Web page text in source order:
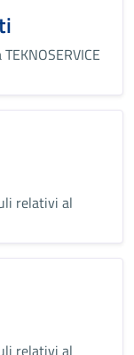
relativi al
relativi al